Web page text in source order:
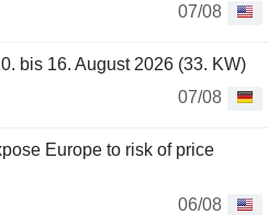
07/08
bis 16. August 2026 (33. KW)
07/08
Europe to risk of price
06/08